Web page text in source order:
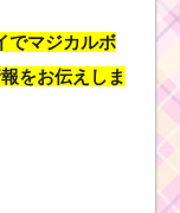
でマジカルボ
をお伝えしま